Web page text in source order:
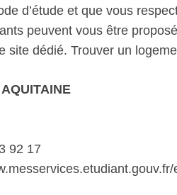
d’étude et que vous
peuvent vous être
site dédié. Trouver un
92 17